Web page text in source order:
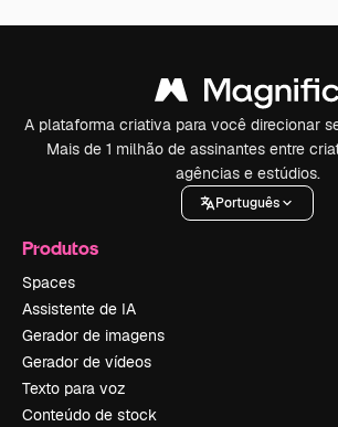
A plataforma criativa para você direcionar
Mais de 1 milhão de assinantes entre
agências e estúdios.
Português
Produtos
Spaces
Assistente de IA
Gerador de imagens
Gerador de vídeos
Texto para voz
Conteúdo de stock